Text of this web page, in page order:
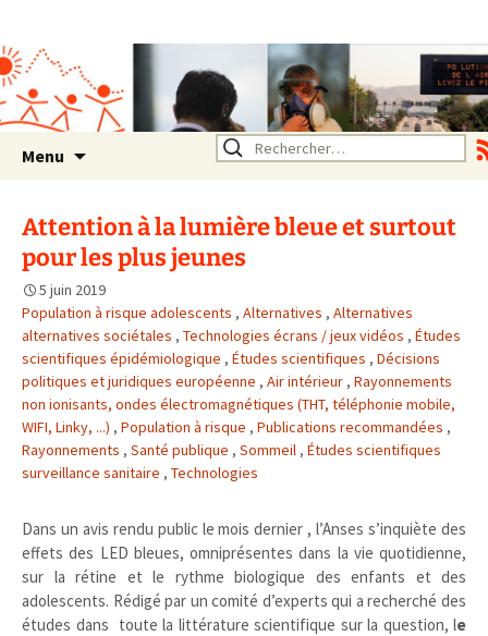
Rhône Alpes
Un environnement sain pour
la santé de tous
Menu Rechercher :
Attention à la lumière bleue et surtout
pour les plus jeunes
5 juin 2019
Population à risque adolescents , Alternatives , Alternatives
alternatives sociétales , Technologies écrans / jeux vidéos , Études
scientifiques épidémiologique , Études scientifiques , Décisions
politiques et juridiques européenne , Air intérieur , Rayonnements
non ionisants, ondes électromagnétiques (THT, téléphonie mobile,
WIFI, Linky, ...) , Population à risque , Publications recommandées ,
Rayonnements , Santé publique , Sommeil , Études scientifiques
surveillance sanitaire , Technologies
Dans un avis rendu public le mois dernier , l’Anses s’inquiète des
effets des LED bleues, omniprésentes dans la vie quotidienne,
sur la rétine et le rythme biologique des enfants et des
adolescents. Rédigé par un comité d’experts qui a recherché des
études dans toute la littérature scientifique sur la question, le